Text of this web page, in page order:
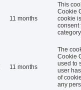
11 months
This
Cookie
cookie
consent
11 months
The
Cookie
used to
user
of
any